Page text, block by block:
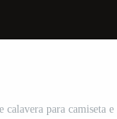
calavera para camiseta